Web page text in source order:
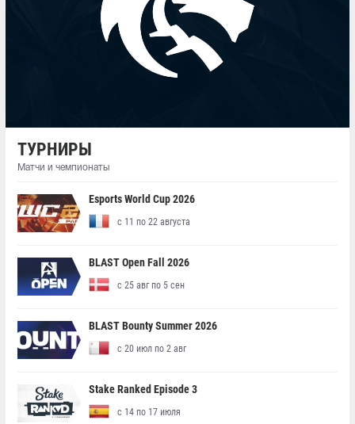
ТУРНИРЫ
Матчи и чемпионаты
Esports World Cup 2026
с 11 по 22 августа
BLAST Open Fall 2026
с 25 авг по 5 сен
BLAST Bounty Summer 2026
с 20 июл по 2 авг
Stake Ranked Episode 3
с 14 по 17 июля